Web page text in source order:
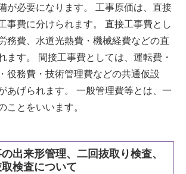
が必要になります。 工事原価は、直接
事費に分けられます。 直接工事費とし
務費、水道光熱費・機械経費などの直
ます。 間接工事費としては、運転費・
役務費・技術管理費などの共通仮設
あげられます。 一般管理費等とは、一
ことをいいます。
出来形管理、二回抜取り検査、
検査について